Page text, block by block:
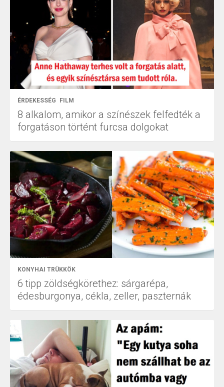
ÉRDEKESSÉG FILM
8 alkalom, amikor a színészek felfedték a
forgatáson történt furcsa dolgokat
KONYHAI TRÜKKÖK
6 tipp zöldségkörethez: sárgarépa,
édesburgonya, cékla, zeller, paszternák